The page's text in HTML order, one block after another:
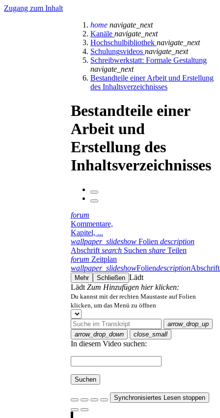
Zugang zum Inhalt
home navigate_next
Kanäle navigate_next
Hochschulbibliothek navigate_next
Schulungsvideos navigate_next
Schreibwerkstatt: Formale Gestaltung
navigate_next
Bestandteile einer Arbeit und Erstellung
des Inhaltsverzeichnisses
Bestandteile einer
Arbeit und
Erstellung des
Inhaltsverzeichnisses
forum
Kommentare,
Kapitel, ...
wallpaper_slideshow Folien description
Abschrift search Suchen share Teilen
forum Zeitplan
wallpaper_slideshowFoliendescriptionAbschrift
Mehr Schließen Lädt
Lädt Zum Hinzufügen hier klicken:
Du kannst mit der rechten Maustaste auf Folien
klicken, um das Menü zu öffnen
arrow_drop_up
arrow_drop_down
close_small
In diesem Video suchen:
Suchen
Synchronisiertes Lesen stoppen